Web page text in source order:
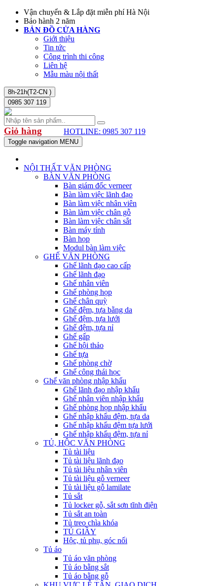
Vận chuyển & Lắp đặt miễn phí Hà Nội
Bảo hành 2 năm
BẢN ĐỒ CỬA HÀNG
Giới thiệu
Tin tức
Công trình thi công
Liên hệ
Mẫu màu nội thất
8h-21h(T2-CN )
0985 307 119
Giỏ hàng HOTLINE: 0985 307 119
Toggle navigation MENU
NỘI THẤT VĂN PHÒNG
BÀN VĂN PHÒNG
Bàn giám đốc verneer
Bàn làm việc lãnh đạo
Bàn làm việc nhân viên
Bàn làm việc chân gỗ
Bàn làm việc chân sắt
Bàn máy tính
Bàn họp
Modul bàn làm việc
GHẾ VĂN PHÒNG
Ghế lãnh đạo cao cấp
Ghế lãnh đạo
Ghế nhân viên
Ghế phòng họp
Ghế chân quỳ
Ghế đệm, tựa bằng da
Ghế đệm, tựa lưới
Ghế đệm, tựa nỉ
Ghế gấp
Ghế hội thảo
Ghế tựa
Ghế phòng chờ
Ghế công thái học
Ghế văn phòng nhập khẩu
Ghế lãnh đạo nhập khẩu
Ghế nhân viên nhập khẩu
Ghế phòng họp nhập khẩu
Ghế nhập khẩu đệm, tựa da
Ghế nhập khẩu đệm tựa lưới
Ghế nhập khẩu đệm, tựa nỉ
TỦ, HỘC VĂN PHÒNG
Tủ tài liệu
Tủ tài liệu lãnh đạo
Tủ tài liệu nhân viên
Tủ tài liệu gỗ verneer
Tủ tài liệu gỗ lamilate
Tủ sắt
Tủ locker gỗ, sắt sơn tĩnh điện
Tủ sắt an toàn
Tủ treo chìa khóa
TỦ GIẦY
Hộc, tủ phụ, góc nối
Tủ áo
Tủ áo văn phòng
Tủ áo bằng sắt
Tủ áo bằng gỗ